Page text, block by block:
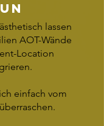
lassen
AOT-Wände
Location
einfach vom